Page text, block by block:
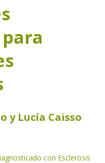
y Lucía Caisso
con Esclerosis